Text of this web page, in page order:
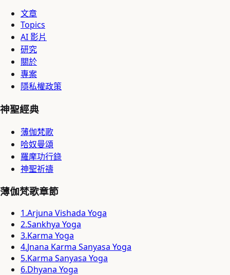
文章
Topics
AI 影片
研究
關於
專案
隱私權政策
神聖經典
薄伽梵歌
哈奴曼頌
羅摩功行錄
神聖祈禱
薄伽梵歌章節
1.Arjuna Vishada Yoga
2.Sankhya Yoga
3.Karma Yoga
4.Jnana Karma Sanyasa Yoga
5.Karma Sanyasa Yoga
6.Dhyana Yoga